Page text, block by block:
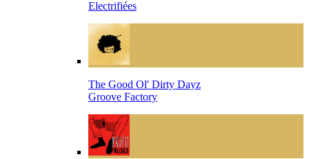
Electrifiées
The Good Ol' Dirty Dayz
Groove Factory